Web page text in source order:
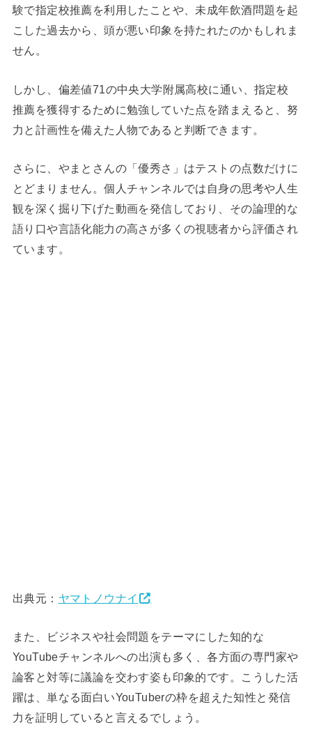
験で指定校推薦を利用したことや、未成年飲酒問題を起
こした過去から、頭が悪い印象を持たれたのかもしれま
せん。
しかし、偏差値71の中央大学附属高校に通い、指定校
推薦を獲得するために勉強していた点を踏まえると、努
力と計画性を備えた人物であると判断できます。
さらに、やまとさんの「優秀さ」はテストの点数だけに
とどまりません。個人チャンネルでは自身の思考や人生
観を深く掘り下げた動画を発信しており、その論理的な
語り口や言語化能力の高さが多くの視聴者から評価され
ています。
出典元： ヤマトノウナイ
また、ビジネスや社会問題をテーマにした知的な
YouTubeチャンネルへの出演も多く、各方面の専門家や
論客と対等に議論を交わす姿も印象的です。こうした活
躍は、単なる面白いYouTuberの枠を超えた知性と発信
力を証明していると言えるでしょう。